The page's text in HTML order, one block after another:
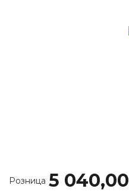
Розница 5 040,00